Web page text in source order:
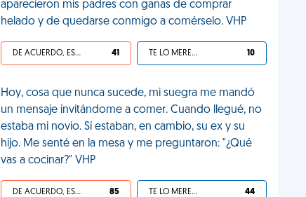
aparecieron mis padres con ganas de comprar
helado y de quedarse conmigo a comérselo. VHP
DE ACUERDO, ES UNA VIDA HP 41 TE LO MERECES 10
Hoy, cosa que nunca sucede, mi suegra me mandó
un mensaje invitándome a comer. Cuando llegué, no
estaba mi novio. Sí estaban, en cambio, su ex y su
hijo. Me senté en la mesa y me preguntaron: "¿Qué
vas a cocinar?" VHP
DE ACUERDO, ES UNA VIDA HP 85 TE LO MERECES 44